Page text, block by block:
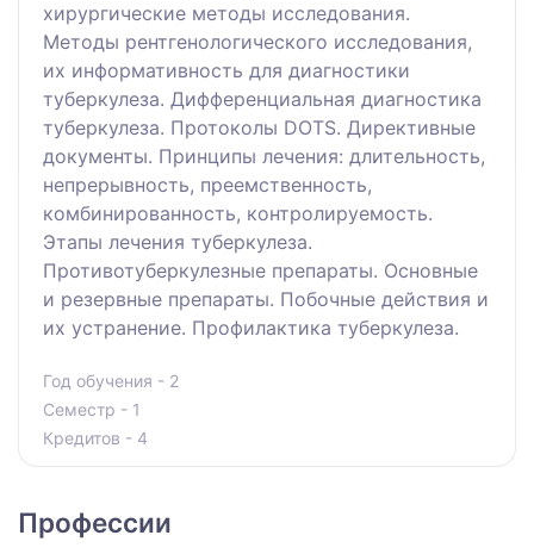
хирургические методы исследования.
Методы рентгенологического исследования,
их информативность для диагностики
туберкулеза. Дифференциальная диагностика
туберкулеза. Протоколы DOTS. Директивные
документы. Принципы лечения: длительность,
непрерывность, преемственность,
комбинированность, контролируемость.
Этапы лечения туберкулеза.
Противотуберкулезные препараты. Основные
и резервные препараты. Побочные действия и
их устранение. Профилактика туберкулеза.
Год обучения - 2
Семестр - 1
Кредитов - 4
Профессии